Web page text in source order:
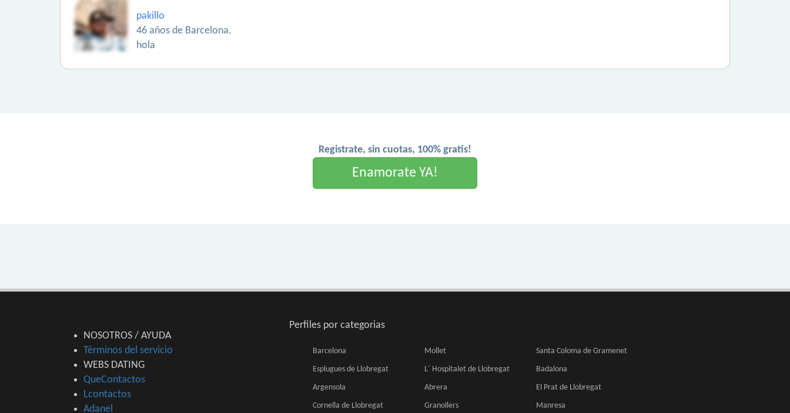
pakillo
46 años de Barcelona.
hola
Registrate, sin cuotas, 100% gratis!
Enamorate YA!
NOSOTROS / AYUDA
Términos del servicio
WEBS DATING
QueContactos
Lcontactos
Adanel
Perfiles por categorias
Barcelona Mollet Santa Coloma de Gramenet
Esplugues de Llobregat L´ Hospitalet de Llobregat Badalona
Argensola Abrera El Prat de Llobregat
Cornella de Llobregat Granollers Manresa